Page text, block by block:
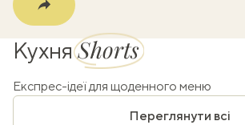
КухняShorts
Експрес-ідеї для щоденного меню
Переглянути всі